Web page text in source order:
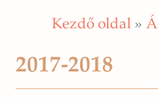
Kezdő oldal »
2017-2018